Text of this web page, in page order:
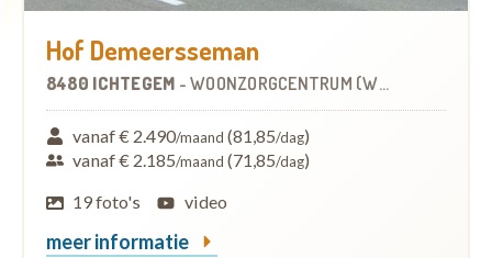
Hof Demeersseman
8480 ICHTEGEM - WOONZORGCENTRUM (WZC)
vanaf € 2.490/maand (81,85/dag)
vanaf € 2.185/maand (71,85/dag)
19 foto's
video
meer informatie